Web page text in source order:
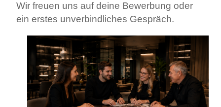
Wir freuen uns auf deine Bewerbung oder
ein erstes unverbindliches Gespräch.